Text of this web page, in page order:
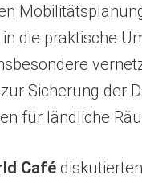
die praktische
Sicherung der
für ländliche
Café